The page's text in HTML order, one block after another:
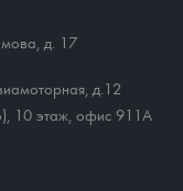
д. 17
д.12
10 этаж, офис 911А